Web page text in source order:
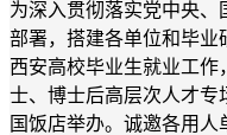
为深入贯彻落实党中央、
部署，搭建各单位和毕业
西安高校毕业生就业工作，
士、博士后高层次人才专
国饭店举办。诚邀各用